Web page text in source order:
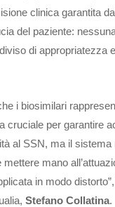
clinica garantita
del paziente:
di appropriatezza
i biosimilari
cruciale per garantire
al SSN, ma il sistema
mano
in modo
Stefano Collatina.